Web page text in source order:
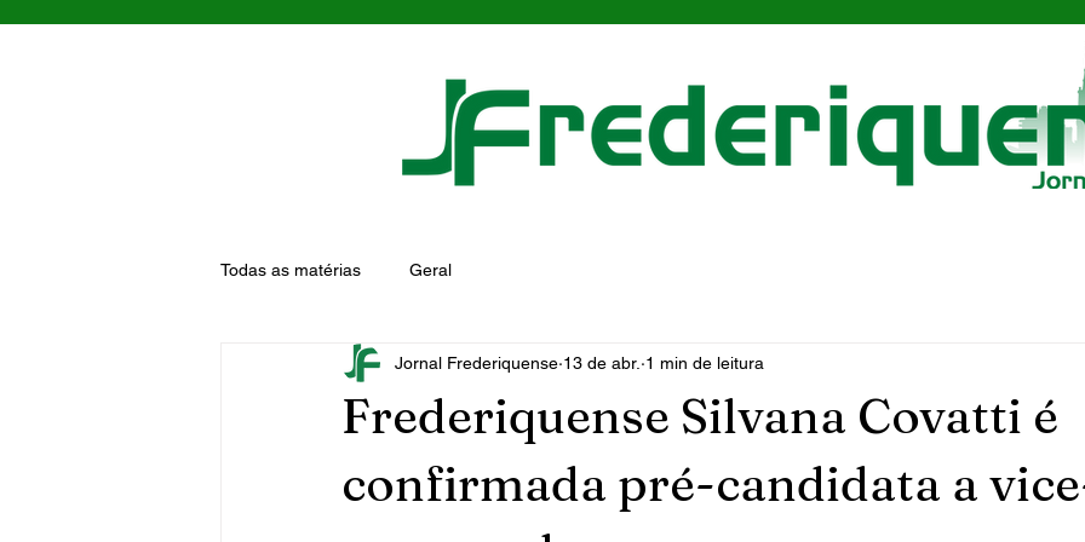
Todas as matérias Geral
Frederiquense Silvana Covatti é
confirmada pré-candidata a
Jornal Frederiquense 13 de abr. 1 min de leitura